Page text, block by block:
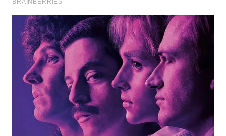
WN
BINJAI
WN
CIREBON
WN
INDRAMAYU